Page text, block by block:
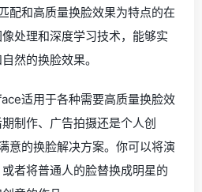
配和高质量换脸效果为特点的在
处理和深度学习技术，能够实
然的换脸效果。
适用于各种需要高质量换脸效
制作、广告拍摄还是个人创
意的换脸解决方案。你可以将演
者将普通人的脸替换成明星的